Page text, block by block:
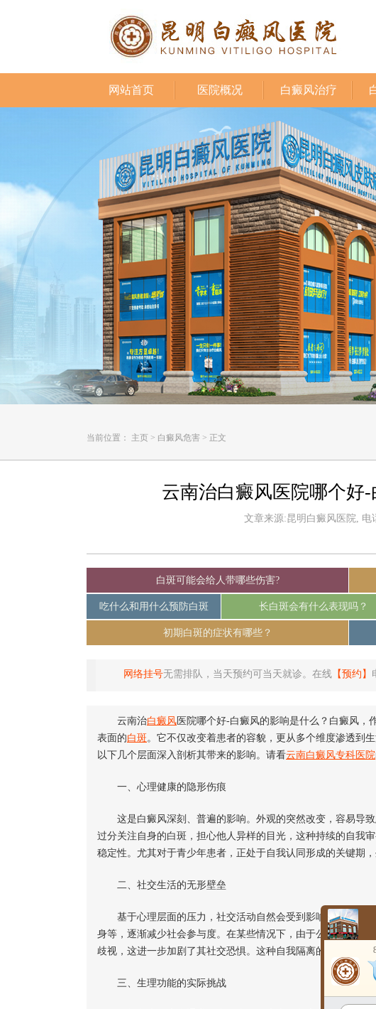
网站首页 医院概况 白癜风治疗
当前位置： 主页 > 白癜风危害 > 正文
云南治白癜风医院哪个好
文章来源:昆明白癜风医院, 电
白斑可能会给人带哪些伤害?
吃什么和用什么预防白斑 长白斑会有什么表现吗？
初期白斑的症状有哪些？
网络挂号无需排队，当天预约可当天就诊。在线 【预约】
云南治白癜风 医院哪个好-白癜风的影响是什么？白癜风
表面的白斑。它不仅改变着患者的容貌，更从多个维度渗透到
以下几个层面深入剖析其带来的影响。请看云南白癜风专科医院
一、心理健康的隐形伤痕
这是白癜风深刻、普遍的影响。外观的突然改变，容易导致
过分关注自身的白斑，担心他人异样的目光，这种持续的自我
稳定性。尤其对于青少年患者，正处于自我认同形成的关键期
二、社交生活的无形壁垒
基于心理层面的压力，社交活动自然会受到影响。患者可能
身等，逐渐减少社会参与度。在某些情况下，由于公众对疾病
歧视，这进一步加剧了其社交恐惧。这种自我隔离的倾向，可
三、生理功能的实际挑战